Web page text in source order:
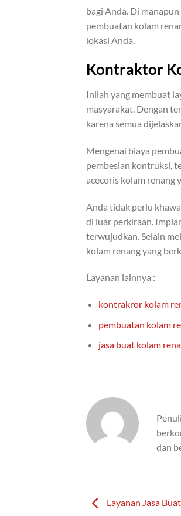
bagi Anda. Di
pembuatan kolam
lokasi Anda.
Kontraktor
Inilah yang membuat
masyarakat. Dengan
karena semua
Mengenai biaya
pembesian kontruksi,
acecoris kolam renang
Anda tidak perlu
di luar perkiraan.
terwujudkan. Selain
kolam renang yang
Layanan lainnya :
kontrakror kolam
pembuatan kolam
jasa buat kolam
dan
Layanan Jasa